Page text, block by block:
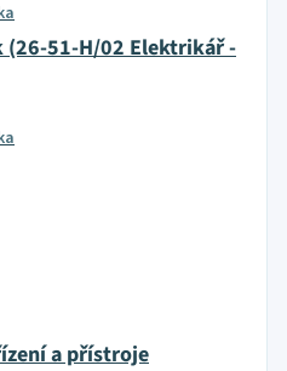
51-H/02 Elektrikář -
a přístroje